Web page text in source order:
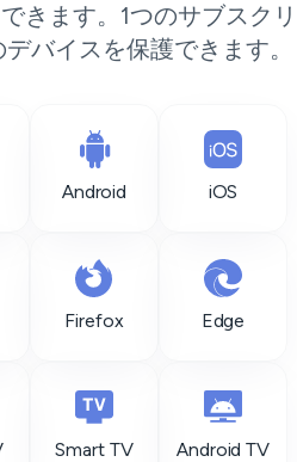
きます。1つのサブスクリ
バイスを保護できます。
Android iOS
Firefox Edge
Smart TV Android TV